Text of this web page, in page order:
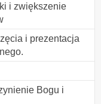
i zwiększenie
i prezentacja
Bogu i